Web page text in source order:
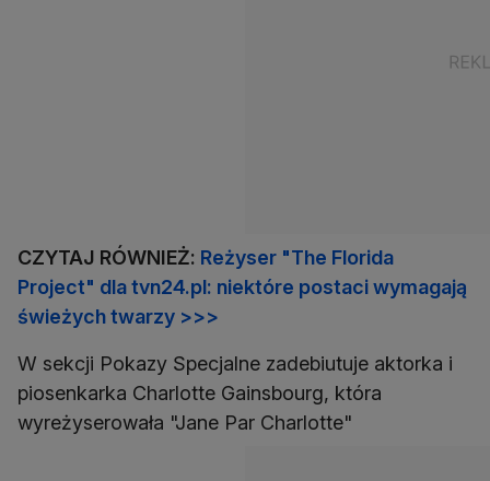
CZYTAJ RÓWNIEŻ: Reżyser "The Florida
Project" dla tvn24.pl: niektóre postaci wymagają
świeżych twarzy >>>
W sekcji Pokazy Specjalne zadebiutuje aktorka i
piosenkarka Charlotte Gainsbourg, która
wyreżyserowała "Jane Par Charlotte"